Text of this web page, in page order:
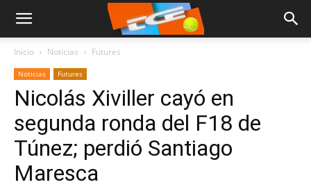
Inicio Noticias Futures
Noticias Futures
Nicolás Xiviller cayó en
segunda ronda del F18 de
Túnez; perdió Santiago
Maresca